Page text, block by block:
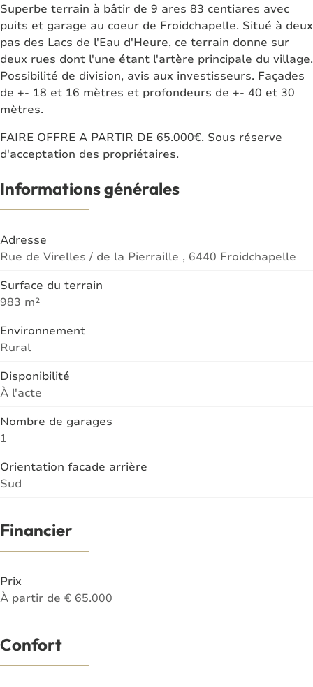
Superbe terrain à bâtir de 9 ares 83 centiares avec
puits et garage au coeur de Froidchapelle. Situé à deux
pas des Lacs de l'Eau d'Heure, ce terrain donne sur
deux rues dont l'une étant l'artère principale du village.
Possibilité de division, avis aux investisseurs. Façades
de +- 18 et 16 mètres et profondeurs de +- 40 et 30
mètres.
FAIRE OFFRE A PARTIR DE 65.000€. Sous réserve
d'acceptation des propriétaires.
Informations générales
Adresse
Rue de Virelles / de la Pierraille , 6440 Froidchapelle
Surface du terrain
983 m²
Environnement
Rural
Disponibilité
À l'acte
Nombre de garages
1
Orientation facade arrière
Sud
Financier
Prix
À partir de € 65.000
Confort